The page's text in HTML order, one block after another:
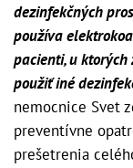
dezinfekčných
používa
pacienti, u ktorých
použiť iné
nemocnice Svet
preventívne
prešetrenia